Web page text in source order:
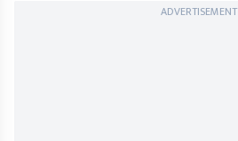
ADVERTISEMENT